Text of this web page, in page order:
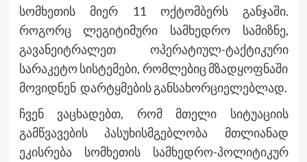
სომხეთის მიერ 11 ოქტომბერს განჯაში.
როგორც ლეგიტიმური სამხედრო სამიზნე,
გავანეიტრალეთ ოპერატიულ-ტაქტიკური
სარაკეტო სისტემები, რომლებიც მზადყოფნაში
მოვიდნენ დარტყმების განსახორციელებლად.
ჩვენ ვაცხადებთ, რომ მთელი სიტუაციის
გამწვავების პასუხისმგებლობა მთლიანად
ეკისრება სომხეთის სამხედრო-პოლიტიკურ